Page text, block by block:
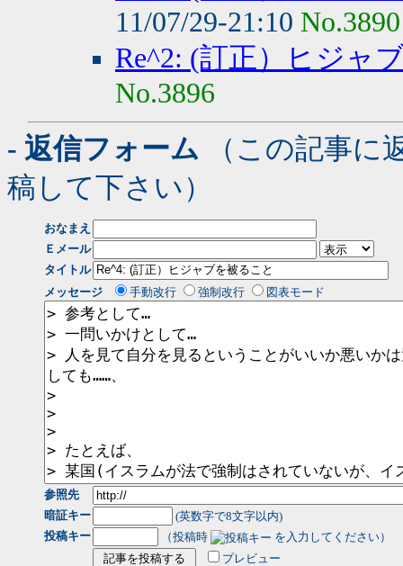
11/07/29-21:10 No.3890
Re^2: (訂正）ヒジャ
No.3896
- 返信フォーム （この記事に
稿して下さい）
おなまえ
Ｅメール
タイトル
メッセージ
手動改行 強制改行 図表モード
参照先
暗証キー
(英数字で8文字以内)
投稿キー
（投稿時
を入力してください）
プレビュー